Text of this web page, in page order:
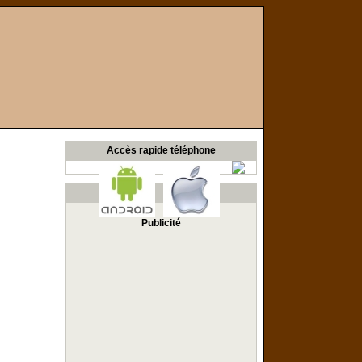
Accès rapide téléphone
Publicité